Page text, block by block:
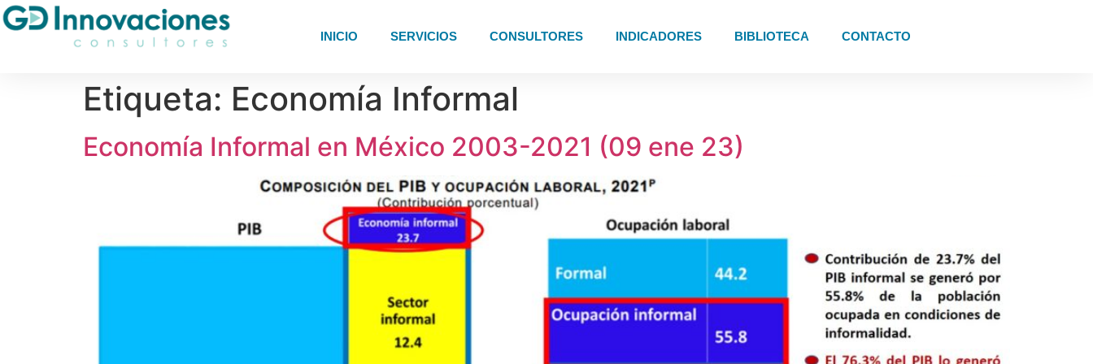
INICIO SERVICIOS CONSULTORES INDICADORES BIBLIOTECA CONTACTO
Etiqueta: Economía Informal
Economía Informal en México 2003-2021 (09 ene 23)